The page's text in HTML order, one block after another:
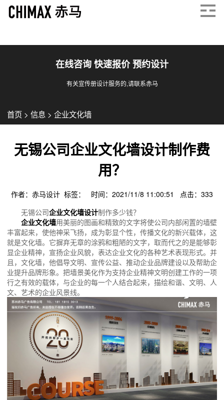
在线咨询 快速报价 预约设计
有关宣传册设计服务的,请联系赤马
首页 > 信息 > 企业文化墙
无锡公司企业文化墙设计制作费
用？
作者：赤马设计 标签： 时间：2021/11/8 11:00:51 点击： 333
无锡公司企业文化墙设计制作多少钱？
企业文化墙用美丽的图画和精致的文字将使公司内部闲置的墙壁
丰富起来，使他神采飞扬，成为彰显个性，传播文化的新兴载体，这
就是文化墙。它摒弃无章的涂鸦和粗陋的文字，取而代之的是能够彰
显企业精神，宣扬企业风貌，表达企业文化的各种艺术表现形式。并
且，文化墙，他倡导文明、宣传公益、推动企业品牌建设以及帮助企
业提升品牌形象。把墙景美化作为支持企业精神文明创建工作的一项
行之有效的载体，与企业的每一个人结合起来，描绘和谐、文明、人
文、艺术的企业风景线。